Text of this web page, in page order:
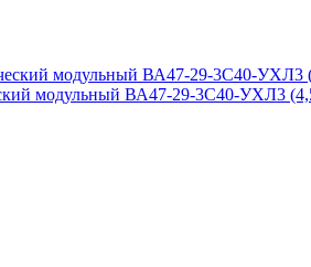
модульный ВА47-29-3C40-УХЛ3